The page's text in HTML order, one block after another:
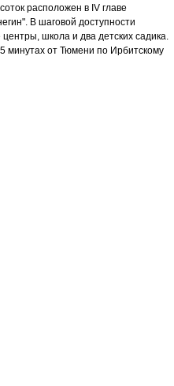
расположен в IV главе
В шаговой доступности
школа и два детских садика.
минутах от Тюмени по Ирбитскому